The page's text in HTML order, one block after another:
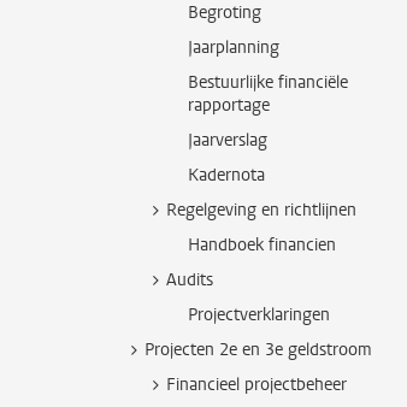
Begroting
Jaarplanning
Bestuurlijke financiële
rapportage
Jaarverslag
Kadernota
Regelgeving en richtlijnen
Handboek financien
Audits
Projectverklaringen
Projecten 2e en 3e geldstroom
Financieel projectbeheer